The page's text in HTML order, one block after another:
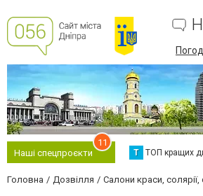
Наші спецпроєкти
11
Т ТОП кращих
Головна Дозвілля Салони краси, солярії,